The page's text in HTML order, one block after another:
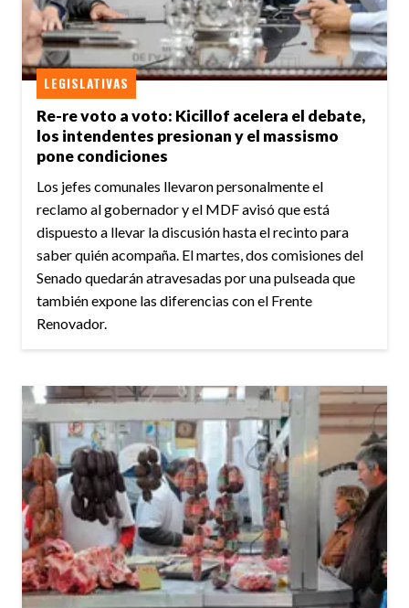
Re-re voto a voto: Kicillof acelera el debate,
los intendentes presionan y el massismo
pone condiciones
LEGISLATIVAS
Los jefes comunales llevaron personalmente el
reclamo al gobernador y el MDF avisó que está
dispuesto a llevar la discusión hasta el recinto para
saber quién acompaña. El martes, dos comisiones del
Senado quedarán atravesadas por una pulseada que
también expone las diferencias con el Frente
Renovador.